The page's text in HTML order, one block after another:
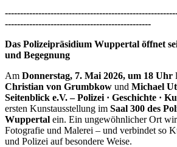
------------------------------------------------
Das Polizeipräsidium Wuppertal öffnet
und Begegnung
Am Donnerstag, 7. Mai 2026, um 18 Uhr
Christian von Grumbkow und Michael
Seitenblick e.V. – Polizei · Geschichte ·
ersten Kunstausstellung im Saal 300 des
Wuppertal ein. Ein ungewöhnlicher Ort
Fotografie und Malerei – und verbindet so
und Polizei auf besondere Weise.